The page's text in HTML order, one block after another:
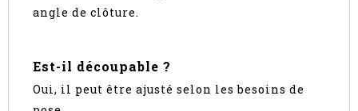
angle de clôture.
Est-il découpable ?
Oui, il peut être ajusté selon les besoins de